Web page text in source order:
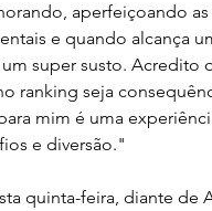
aperfeiçoando as
e quando alcança
super susto. Acredito
ranking seja
mim é uma
e diversão."
quinta-feira, diante de